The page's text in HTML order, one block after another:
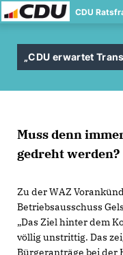
CDU
CDU erwartet
Muss denn
gedreht werden?
Zu der WAZ
Betriebsausschuss
Das Ziel hinter dem
völlig unstrittig. Das
Bürgeranträge bei der